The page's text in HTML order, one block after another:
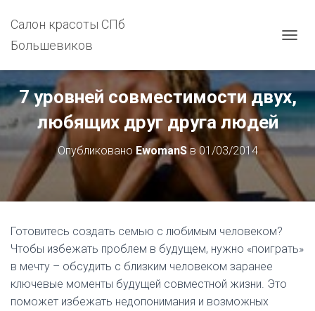
Салон красоты СПб
Большевиков
Р
К
Л
Ю
Ь
Г
7 уровней совместимости двух,
любящих друг друга людей
Опубликовано EwomanSв 01/03/2014
Готовитесь создать семью с любимым человеком?
Чтобы избежать проблем в будущем, нужно «поиграть»
в мечту – обсудить с близким человеком заранее
ключевые моменты будущей совместной жизни. Это
поможет избежать недопонимания и возможных